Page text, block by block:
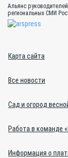
Альянс руководителей
региональных СМИ
Карта сайта
Все новости
Сад и огород
Работа в команде
Информация о